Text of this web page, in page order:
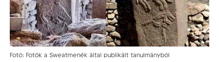
Fotó: Fotók a Sweatmenék által publikált tanulmányból